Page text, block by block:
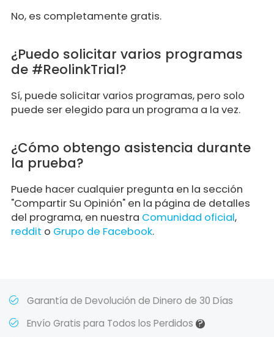
No, es completamente gratis.
¿Puedo solicitar varios programas
de #ReolinkTrial?
Sí, puede solicitar varios programas, pero solo
puede ser elegido para un programa a la vez.
¿Cómo obtengo asistencia durante
la prueba?
Puede hacer cualquier pregunta en la sección
"Compartir Su Opinión" en la página de detalles
del programa, en nuestra Comunidad oficial,
reddit o Grupo de Facebook.
Garantía de Devolución de Dinero de 30 Días
Envío Gratis para Todos los Perdidos ?